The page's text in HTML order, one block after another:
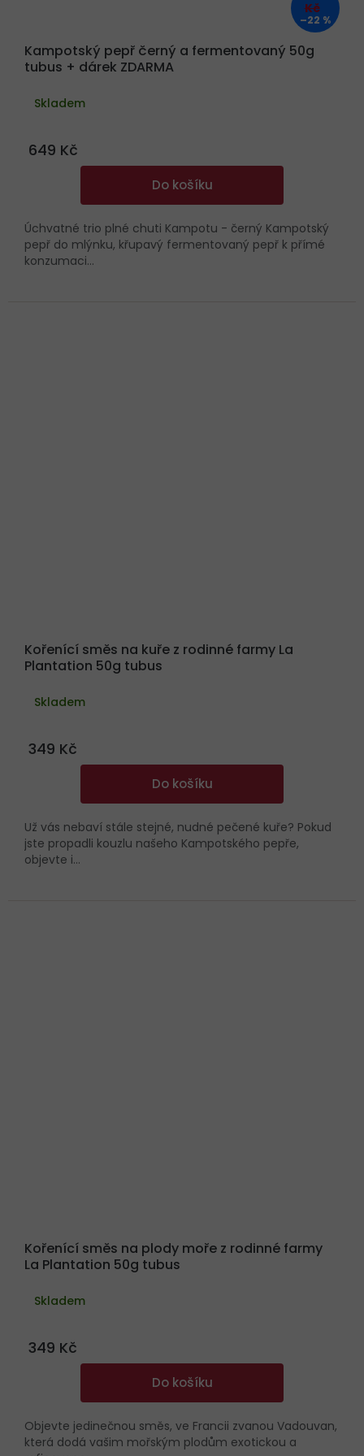
Kč
–22 %
Kampotský pepř černý a fermentovaný 50g
tubus + dárek ZDARMA
Skladem
649 Kč
Do košíku
Úchvatné trio plné chuti Kampotu - černý Kampotský
pepř do mlýnku, křupavý fermentovaný pepř k přímé
konzumaci...
Kořenící směs na kuře z rodinné farmy La
Plantation 50g tubus
Skladem
349 Kč
Do košíku
Už vás nebaví stále stejné, nudné pečené kuře? Pokud
jste propadli kouzlu našeho Kampotského pepře,
objevte i...
Kořenící směs na plody moře z rodinné farmy
La Plantation 50g tubus
Skladem
349 Kč
Do košíku
Objevte jedinečnou směs, ve Francii zvanou Vadouvan,
která dodá vašim mořským plodům exotickou a